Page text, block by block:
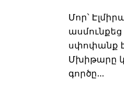
Մոր՝
սփոփանք է
Մխիթարը
գործը...